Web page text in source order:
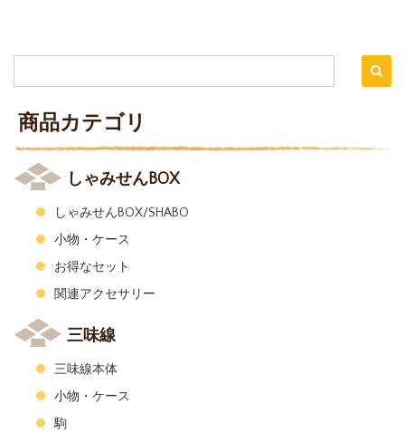
商品カテゴリ
しゃみせんBOX
しゃみせんBOX/SHABO
小物・ケース
お得なセット
関連アクセサリー
三味線
三味線本体
小物・ケース
駒